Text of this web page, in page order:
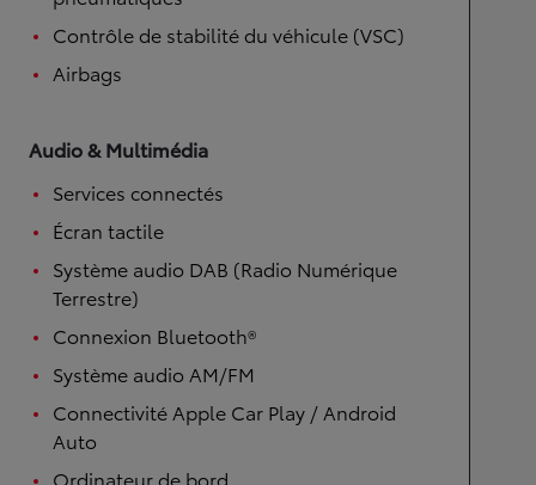
Contrôle de stabilité du véhicule (VSC)
Airbags
Audio & Multimédia
Services connectés
Écran tactile
Système audio DAB (Radio Numérique
Terrestre)
Connexion Bluetooth®
Système audio AM/FM
Connectivité Apple Car Play / Android
Auto
Ordinateur de bord